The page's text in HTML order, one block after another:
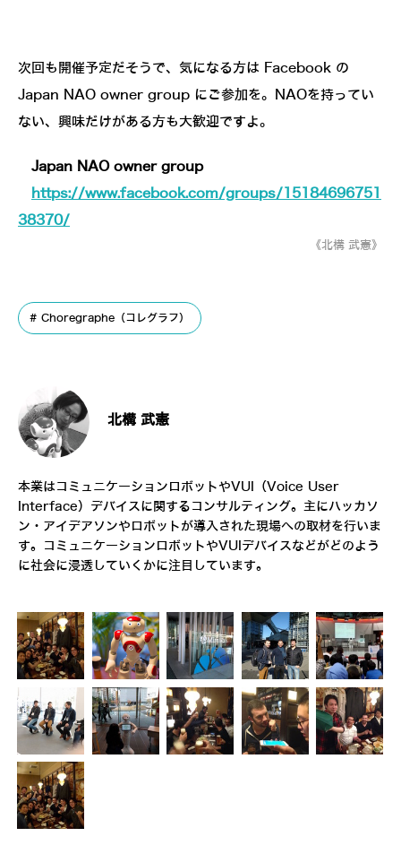
次回も開催予定だそうで、気になる方は Facebook の
Japan NAO owner group にご参加を。NAOを持ってい
ない、興味だけがある方も大歓迎ですよ。
Japan NAO owner group
https://www.facebook.com/groups/15184696751
38370/
《北構 武憲》
Choregraphe（コレグラフ）
北構 武憲
本業はコミュニケーションロボットやVUI（Voice User
Interface）デバイスに関するコンサルティング。主にハッカソ
ン・アイデアソンやロボットが導入された現場への取材を行いま
す。コミュニケーションロボットやVUIデバイスなどがどのよう
に社会に浸透していくかに注目しています。